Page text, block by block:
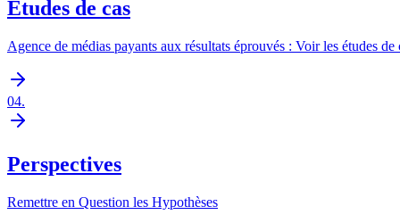
Études de cas
Agence de médias payants aux résultats éprouvés : Voir les études de
04.
Perspectives
Remettre en Question les Hypothèses